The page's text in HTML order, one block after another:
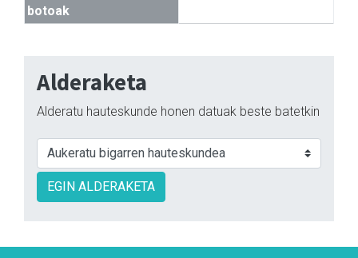
botoak
Alderaketa
Alderatu hauteskunde honen datuak beste batetkin
EGIN ALDERAKETA